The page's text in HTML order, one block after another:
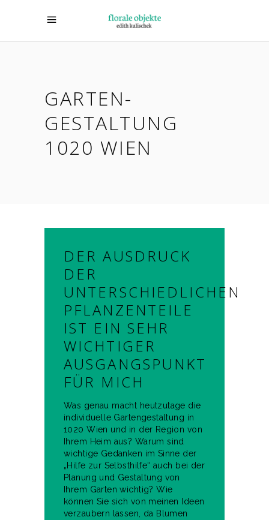
GARTEN­
GESTALTUNG
1020 WIEN
DER AUSDRUCK
DER
UNTERSCHIEDLICHEN
PFLANZENTEILE
IST EIN SEHR
WICHTIGER
AUSGANGSPUNKT
FÜR MICH
Was genau macht heutzutage die
individuelle Gartengestaltung in
1020 Wien und in der Region von
Ihrem Heim aus? Warum sind
wichtige Gedanken im Sinne der
„Hilfe zur Selbsthilfe“ auch bei der
Planung und Gestaltung von
Ihrem Garten wichtig? Wie
können Sie sich von meinen Ideen
verzaubern lassen, da Blumen